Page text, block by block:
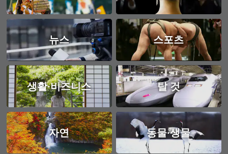
뉴스 스포츠
생활·비즈니스 탈 것
자연 동물·생물